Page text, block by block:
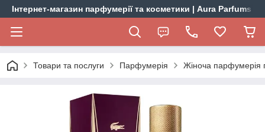
Інтернет-магазин парфумерії та косметики | Aura Parfums
Товари та послуги Парфумерія Жіноча парфумерія